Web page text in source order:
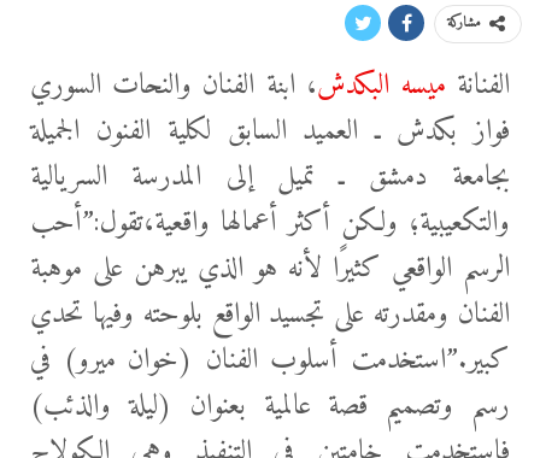
مشاركة
الفنانة ميسه البكدش، ابنة الفنان والنحات السوري
فواز بكدش ـ العميد السابق لكلية الفنون الجميلة
بجامعة دمشق ـ تميل إلى المدرسة السريالية
والتكعيبية؛ ولكن أكثر أعمالها واقعية،تقول:”أحب
الرسم الواقعي كثيرًا لأنه هو الذي يبرهن على موهبة
الفنان ومقدرته على تجسيد الواقع بلوحته وفيها تحدي
كبير.”استخدمت أسلوب الفنان (خوان ميرو) في
رسم وتصميم قصة عالمية بعنوان (ليلة والذئب)